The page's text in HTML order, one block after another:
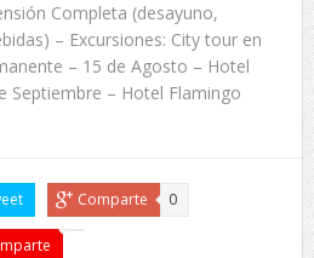
Completa (desayuno,
– Excursiones: City tour en
– 15 de Agosto – Hotel
Septiembre – Hotel Flamingo
Comparte 0